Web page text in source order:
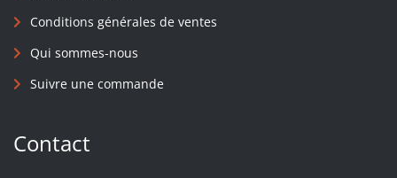
Conditions générales de ventes
Qui sommes-nous
Suivre une commande
Contact